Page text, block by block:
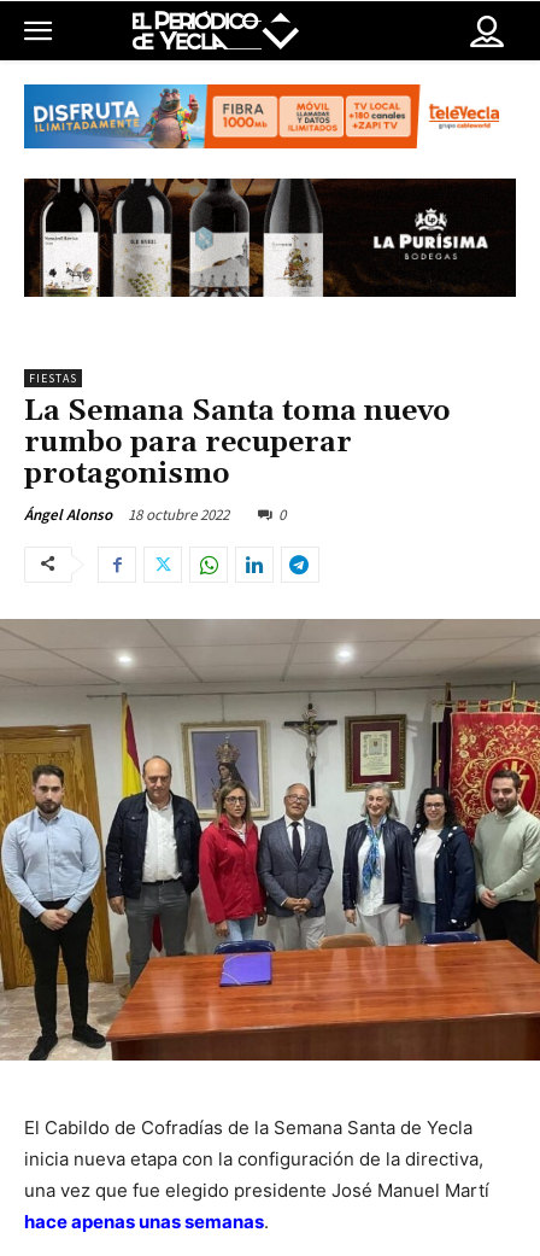
FIESTAS
La Semana Santa toma nuevo
rumbo para recuperar
protagonismo
Ángel Alonso 18 octubre 2022 0
El Cabildo de Cofradías de la Semana Santa de Yecla
inicia nueva etapa con la configuración de la directiva,
una vez que fue elegido presidente José Manuel Martí
hace apenas unas semanas.